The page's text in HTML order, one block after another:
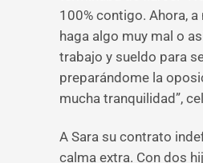
100% contigo. Ahora,
haga algo muy mal o
trabajo y sueldo para
preparándome la
mucha tranquilidad”,
A Sara su contrato
calma extra. Con dos